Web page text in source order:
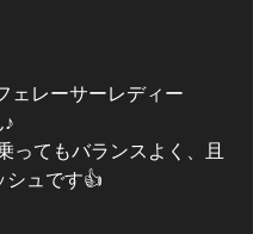
ってもバランスよく、且
シュです👍